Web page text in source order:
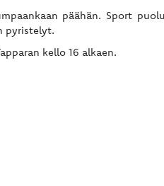
päähän. Sport
pyristelyt.
kello 16 alkaen.